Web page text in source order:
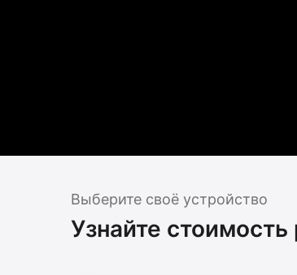
Выберите своё устройство
Узнайте стоимость